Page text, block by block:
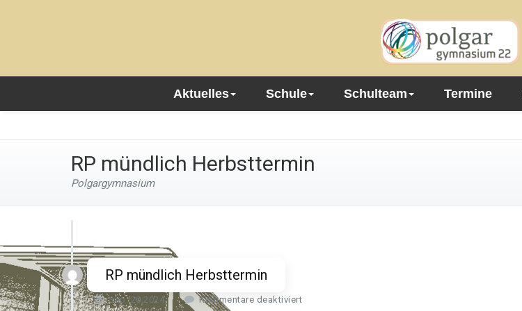
Aktuelles Schule Schulteam Termine
RP mündlich Herbsttermin
Polgargymnasium
RP mündlich Herbsttermin
Sep. 20,2024 Kommentare deaktiviert